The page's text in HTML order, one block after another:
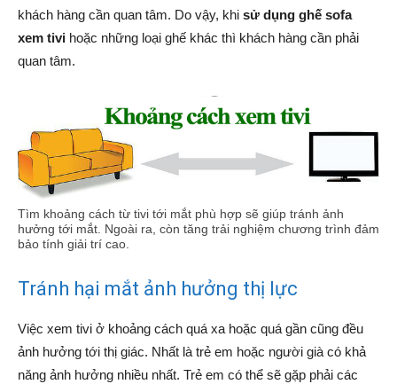
khách hàng cần quan tâm. Do vậy, khi sử dụng ghế sofa
xem tivi hoặc những loại ghế khác thì khách hàng cần phải
quan tâm.
Tìm khoảng cách từ tivi tới mắt phù hợp sẽ giúp tránh ảnh
hưởng tới mắt. Ngoài ra, còn tăng trải nghiệm chương trình đảm
bảo tính giải trí cao.
Tránh hại mắt ảnh hưởng thị lực
Việc xem tivi ở khoảng cách quá xa hoặc quá gần cũng đều
ảnh hưởng tới thị giác. Nhất là trẻ em hoặc người già có khả
năng ảnh hưởng nhiều nhất. Trẻ em có thể sẽ gặp phải các